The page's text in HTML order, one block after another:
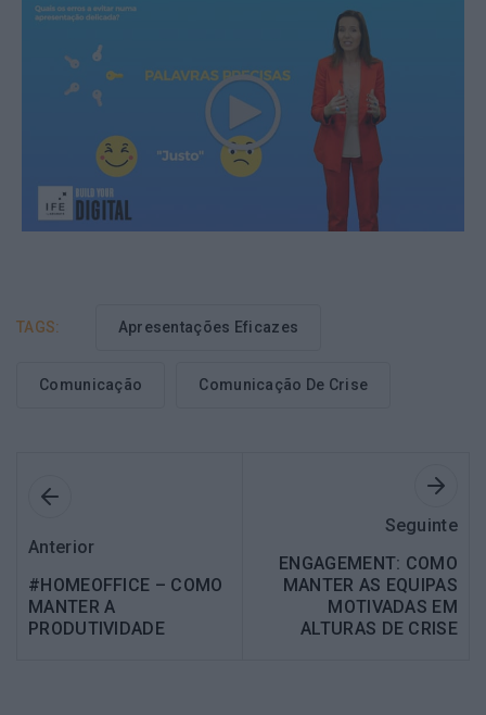
TAGS: Apresentações Eficazes
Comunicação Comunicação De Crise
Anterior
#HOMEOFFICE – COMO
MANTER A
PRODUTIVIDADE
Seguinte
ENGAGEMENT: COMO
MANTER AS EQUIPAS
MOTIVADAS EM
ALTURAS DE CRISE